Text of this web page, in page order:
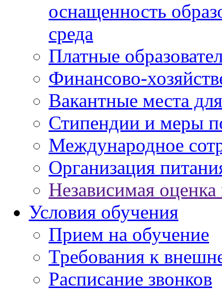
оснащенность
среда
Платные
Финансово-
Вакантные места
Стипендии и меры
Международное
Организация
Независимая оценка
Условия обучения
Прием на обучение
Требования к
Расписание звонков